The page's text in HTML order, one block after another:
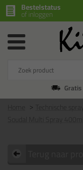
Bestelstatus
of inloggen
Gratis
Soudal Multi Spray 400ml